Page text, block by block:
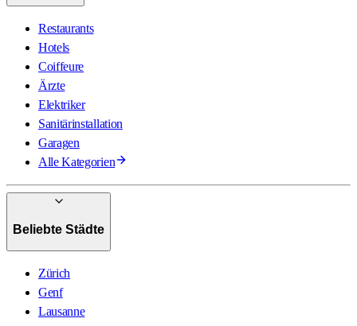
Restaurants
Hotels
Coiffeure
Ärzte
Elektriker
Sanitärinstallation
Garagen
Alle Kategorien
Beliebte Städte
Zürich
Genf
Lausanne